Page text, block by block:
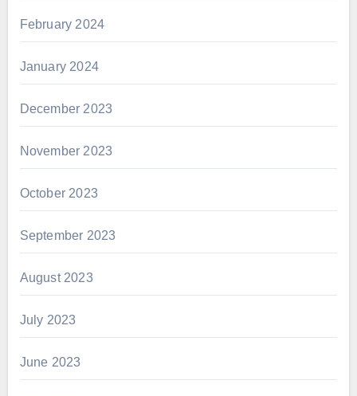
February 2024
January 2024
December 2023
November 2023
October 2023
September 2023
August 2023
July 2023
June 2023